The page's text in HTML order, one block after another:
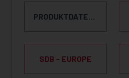
PRODUKTDATENBLATT
SDB - EUROPE